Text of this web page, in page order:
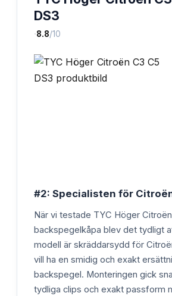
DS3
·8.8/10
#2: Specialisten för
När vi testade TYC Höger
backspegelkåpa blev det tydligt
modell är skräddarsydd för
vill ha en smidig och exakt
backspegel. Monteringen gick
tydliga clips och exakt passform